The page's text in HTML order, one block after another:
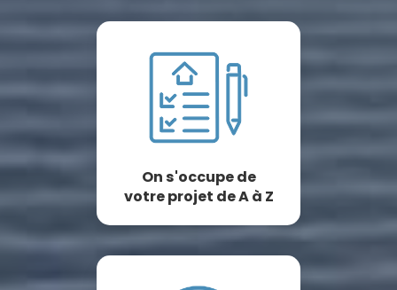
On s'occupe de
votre projet de A à Z